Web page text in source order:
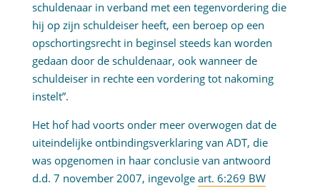
schuldenaar in verband met een tegenvordering die
hij op zijn schuldeiser heeft, een beroep op een
opschortingsrecht in beginsel steeds kan worden
gedaan door de schuldenaar, ook wanneer de
schuldeiser in rechte een vordering tot nakoming
instelt”.
Het hof had voorts onder meer overwogen dat de
uiteindelijke ontbindingsverklaring van ADT, die
was opgenomen in haar conclusie van antwoord
d.d. 7 november 2007, ingevolge art. 6:269 BW